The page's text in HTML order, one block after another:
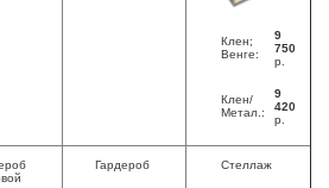
Клен;
Венге:
9
750
р.
Клен/
Метал.:
9
420
р.
Гардероб Стеллаж